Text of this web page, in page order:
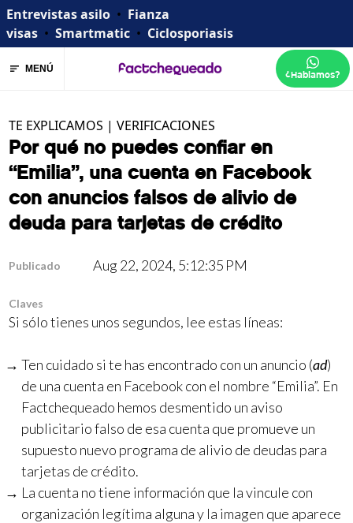
Entrevistas asilo • Fianza
visas • Smartmatic • Ciclosporiasis
MENÚ ¿Hablamos?
TE EXPLICAMOS |VERIFICACIONES
Por qué no puedes confiar en
“Emilia”, una cuenta en Facebook
con anuncios falsos de alivio de
deuda para tarjetas de crédito
Publicado Aug 22, 2024, 5:12:35 PM
Claves
Si sólo tienes unos segundos, lee estas líneas:
Ten cuidado si te has encontrado con un anuncio (ad)
de una cuenta en Facebook con el nombre “Emilia”. En
Factchequeado hemos desmentido un aviso
publicitario falso de esa cuenta que promueve un
supuesto nuevo programa de alivio de deudas para
tarjetas de crédito.
La cuenta no tiene información que la vincule con
organización legítima alguna y la imagen que aparece